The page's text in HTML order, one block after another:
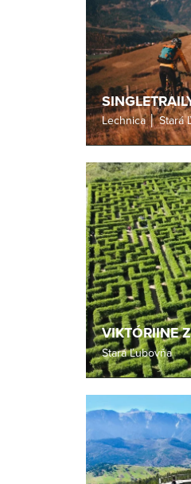
Lechnica │ Stará
VIKTÓRIINE
Stará Ľubovňa